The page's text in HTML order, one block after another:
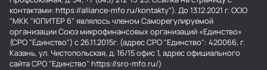
контактами: https://alliance-mfo.ru/kontakty"). До 13.12.2021 г. ООО
"МКК "ЮПИТЕР 6" являлось членом Саморегулируемой
организации Союз микрофинансовых организаций «Единство»
(СРО "Единство") с 26.11.2015г. (адрес СРО "Единство": 420066, г.
Казань, ул. Чистопольская, д. 16/15 офис 1, адрес официального
сайта СРО "Единство" https://sro-mfo.ru/)